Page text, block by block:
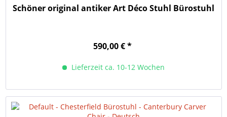
Schöner original antiker Art Déco Stuhl Bürostuhl
590,00 € *
Lieferzeit ca. 10-12 Wochen